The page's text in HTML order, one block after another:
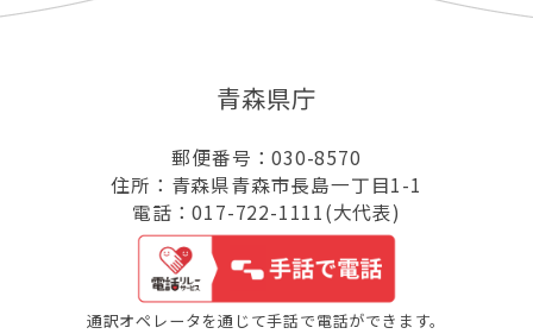
青森県庁
郵便番号：030-8570
住所：青森県青森市長島一丁目1-1
電話：017-722-1111(大代表)
通訳オペレータを通じて手話で電話ができます。